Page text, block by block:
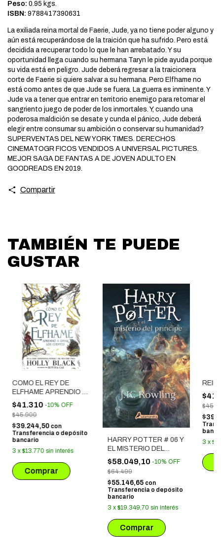
Peso: 0.95 kgs.
ISBN: 9788417390631
La exiliada reina mortal de Faerie, Jude, ya no tiene poder alguno y
aún está recuperándose de la traición que ha sufrido. Pero está
decidida a recuperar todo lo que le han arrebatado. Y su
oportunidad llega cuando su hermana Taryn le pide ayuda porque
su vida está en peligro. Jude deberá regresar a la traicionera
corte de Faerie si quiere salvar a su hermana. Pero Elfhame no
está como antes de que Jude se fuera. La guerra es inminente. Y
Jude va a tener que entrar en territorio enemigo para retomar el
sangriento juego de poder de los inmortales. Y, cuando una
poderosa maldición se desate y cunda el pánico, Jude deberá
elegir entre consumar su ambición o conservar su humanidad?
SUPERVENTAS DEL NEW YORK TIMES. DERECHOS
CINEMATOGR FICOS VENDIDOS A UNIVERSAL PICTURES.
MEJOR SAGA DE FANTAS A DE JOVEN ADULTO EN
GOODREADS EN 2019.
Compartir
TAMBIÉN TE PUEDE
GUSTAR
COMO EL REY DE
ELFHAME APRENDIO A
ODIAR
$41.310 -10% OFF
$45.900
$39.244,50 con
Transferencia o depósito
bancario
3 x$13.770 sin interés
HARRY POTTER # 06 Y
EL MISTERIO DEL
PRINCIPE
$58.049,10 -10% OFF
$64.499
$55.146,65 con
Transferencia o depósito
bancario
3 x $19.349,70 sin interés
3 x